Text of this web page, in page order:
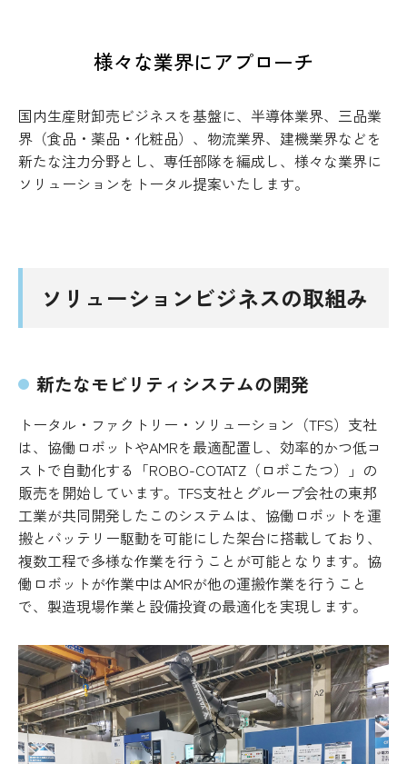
様々な業界にアプローチ
国内生産財卸売ビジネスを基盤に、半導体業界、三品業
界（食品・薬品・化粧品）、物流業界、建機業界などを
新たな注力分野とし、専任部隊を編成し、様々な業界に
ソリューションをトータル提案いたします。
ソリューションビジネスの取組み
新たなモビリティシステムの開発
トータル・ファクトリー・ソリューション（TFS）支社
は、協働ロボットやAMRを最適配置し、効率的かつ低コ
ストで自動化する「ROBO-COTATZ（ロボこたつ）」の
販売を開始しています。TFS支社とグループ会社の東邦
工業が共同開発したこのシステムは、協働ロボットを運
搬とバッテリー駆動を可能にした架台に搭載しており、
複数工程で多様な作業を行うことが可能となります。協
働ロボットが作業中はAMRが他の運搬作業を行うこと
で、製造現場作業と設備投資の最適化を実現します。